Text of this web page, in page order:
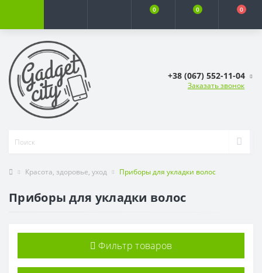
0 0 0
+38 (067) 552-11-04
Заказать звонок
Красота, здоровье, уход Приборы для укладки волос
Приборы для укладки волос
Фильтр товаров